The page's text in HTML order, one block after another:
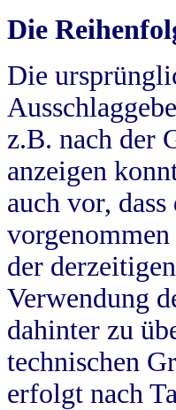
Die
Die
z.B. nach der
anzeigen
auch vor,
der
Verwendung
dahinter zu
technischen
erfolgt nach